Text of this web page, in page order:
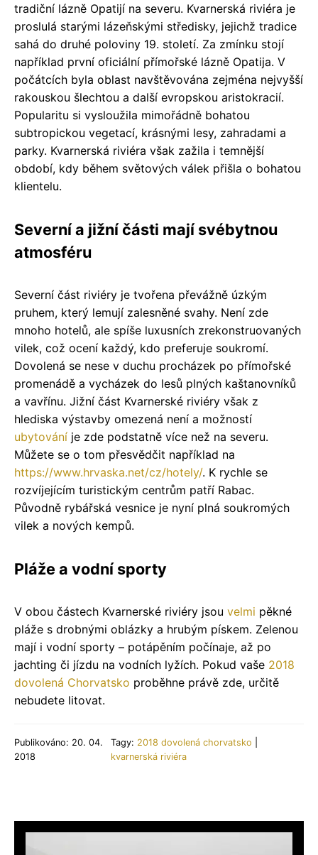
tradiční lázně Opatijí na severu. Kvarnerská riviéra je
proslulá starými lázeňskými středisky, jejichž tradice
sahá do druhé poloviny 19. století. Za zmínku stojí
například první oficiální přímořské lázně Opatija. V
počátcích byla oblast navštěvována zejména nejvyšší
rakouskou šlechtou a další evropskou aristokracií.
Popularitu si vysloužila mimořádně bohatou
subtropickou vegetací, krásnými lesy, zahradami a
parky. Kvarnerská riviéra však zažila i temnější
období, kdy během světových válek přišla o bohatou
klientelu.
Severní a jižní části mají svébytnou
atmosféru
Severní část riviéry je tvořena převážně úzkým
pruhem, který lemují zalesněné svahy. Není zde
mnoho hotelů, ale spíše luxusních zrekonstruovaných
vilek, což ocení každý, kdo preferuje soukromí.
Dovolená se nese v duchu procházek po přímořské
promenádě a vycházek do lesů plných kaštanovníků
a vavřínu. Jižní část Kvarnerské riviéry však z
hlediska výstavby omezená není a možností
ubytování je zde podstatně více než na severu.
Můžete se o tom přesvědčit například na
https://www.hrvaska.net/cz/hotely/. K rychle se
rozvíjejícím turistickým centrům patří Rabac.
Původně rybářská vesnice je nyní plná soukromých
vilek a nových kempů.
Pláže a vodní sporty
V obou částech Kvarnerské riviéry jsou velmi pěkné
pláže s drobnými oblázky a hrubým pískem. Zelenou
mají i vodní sporty – potápěním počínaje, až po
jachting či jízdu na vodních lyžích. Pokud vaše 2018
dovolená Chorvatsko proběhne právě zde, určitě
nebudete litovat.
Publikováno: 20. 04.
2018
Tagy: 2018 dovolená chorvatsko
kvarnerská riviéra